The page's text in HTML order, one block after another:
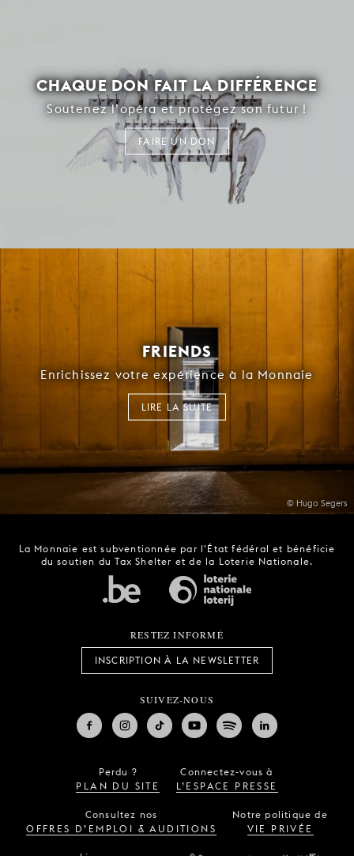
CHAQUE DON FAIT LA DIFFÉRENCE
Soutenez l’opéra et protégez son futur !
FAIRE UN DON
© Hugo Segers
FRIENDS
Enrichissez votre expérience à la Monnaie
LIRE LA SUITE
La Monnaie est subventionnée par l'État fédéral et bénéficie
du soutien du Tax Shelter et de la Loterie Nationale.
RESTEZ INFORMÉ
INSCRIPTION À LA NEWSLETTER
SUIVEZ-NOUS
Perdu ?
PLAN DU SITE
Connectez-vous à
L’ESPACE PRESSE
Consultez nos
OFFRES D’EMPLOI & AUDITIONS
Notre politique de
VIE PRIVÉE